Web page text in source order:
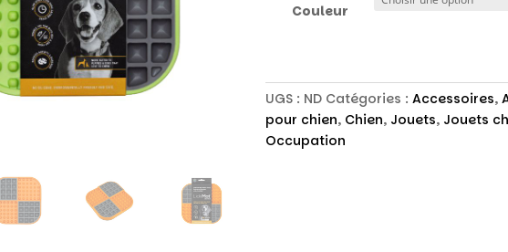
Couleur
UGS : ND Catégories :Accessoires,
pour chien, Chien, Jouets, Jouets
Occupation